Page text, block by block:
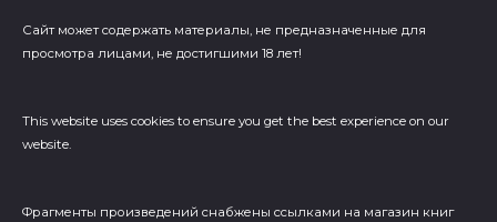
Сайт может содержать материалы, не предназначенные для
просмотра лицами, не достигшими 18 лет!
This website uses cookies to ensure you get the best experience on our
website.
Фрагменты произведений cнабжены ссылками на магазин книг